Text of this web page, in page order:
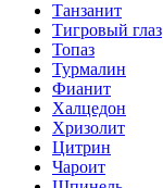
Танзанит
Тигровый глаз
Топаз
Турмалин
Фианит
Халцедон
Хризолит
Цитрин
Чароит